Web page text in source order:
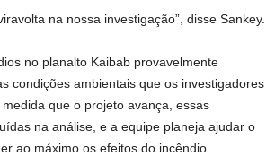
na nossa investigação”, disse Sankey.
no planalto Kaibab provavelmente
condições ambientais que os investigadores
que o projeto avança, essas
na análise, e a equipe planeja ajudar o
ao máximo os efeitos do incêndio.